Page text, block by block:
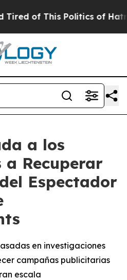
of This Politics of Hatred”
a los
a Recuperar
Espectador
en investigaciones
campañas publicitarias
escala